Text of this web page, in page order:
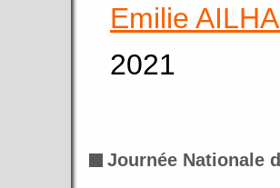
Emilie
2021
Journée Nationale